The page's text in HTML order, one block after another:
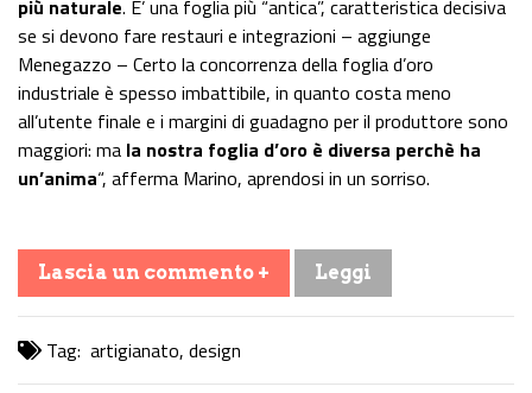
più naturale. E’ una foglia più “antica”, caratteristica decisiva
se si devono fare restauri e integrazioni – aggiunge
Menegazzo – Certo la concorrenza della foglia d’oro
industriale è spesso imbattibile, in quanto costa meno
all’utente finale e i margini di guadagno per il produttore sono
maggiori: ma la nostra foglia d’oro è diversa perchè ha
un’anima“, afferma Marino, aprendosi in un sorriso.
Lascia un commento + Leggi
Tag: artigianato, design